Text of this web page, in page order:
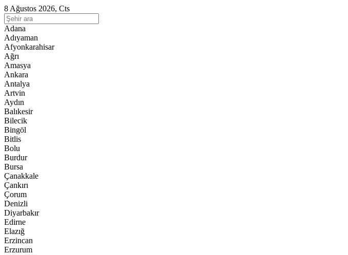
8 Ağustos 2026, Cts
Adana
Adıyaman
Afyonkarahisar
Ağrı
Amasya
Ankara
Antalya
Artvin
Aydın
Balıkesir
Bilecik
Bingöl
Bitlis
Bolu
Burdur
Bursa
Çanakkale
Çankırı
Çorum
Denizli
Diyarbakır
Edirne
Elazığ
Erzincan
Erzurum